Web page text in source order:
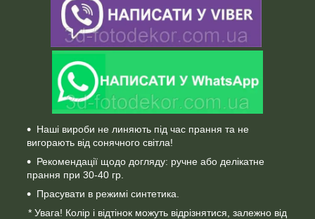
Наші вироби не линяють під час прання та не
вигорають від сонячного світла!
Рекомендації щодо догляду: ручне або делікатне
прання при 30-40 гр.
Прасувати в режимі синтетика.
* Увага! Колір і відтінок можуть відрізнятися, залежно від